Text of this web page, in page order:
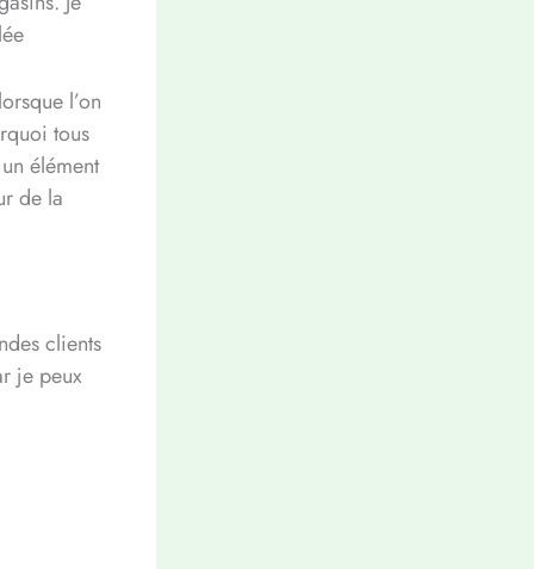
l’on
tous
élément
de la
clients
je peux